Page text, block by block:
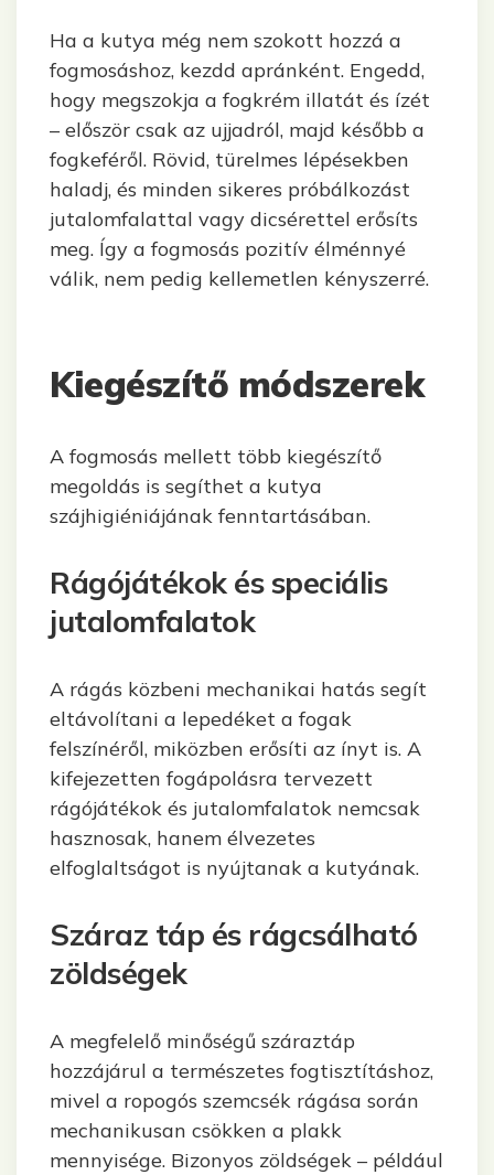
Ha a kutya még nem szokott hozzá a
fogmosáshoz, kezdd apránként. Engedd,
hogy megszokja a fogkrém illatát és ízét
– először csak az ujjadról, majd később a
fogkeféről. Rövid, türelmes lépésekben
haladj, és minden sikeres próbálkozást
jutalomfalattal vagy dicsérettel erősíts
meg. Így a fogmosás pozitív élménnyé
válik, nem pedig kellemetlen kényszerré.
Kiegészítő módszerek
A fogmosás mellett több kiegészítő
megoldás is segíthet a kutya
szájhigiéniájának fenntartásában.
Rágójátékok és speciális
jutalomfalatok
A rágás közbeni mechanikai hatás segít
eltávolítani a lepedéket a fogak
felszínéről, miközben erősíti az ínyt is. A
kifejezetten fogápolásra tervezett
rágójátékok és jutalomfalatok nemcsak
hasznosak, hanem élvezetes
elfoglaltságot is nyújtanak a kutyának.
Száraz táp és rágcsálható
zöldségek
A megfelelő minőségű száraztáp
hozzájárul a természetes fogtisztításhoz,
mivel a ropogós szemcsék rágása során
mechanikusan csökken a plakk
mennyisége. Bizonyos zöldségek – például